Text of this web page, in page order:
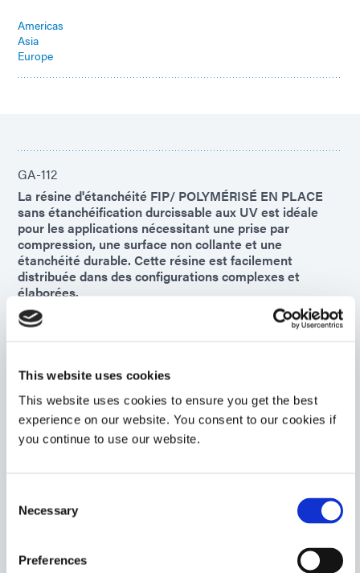
This website uses cookies
This website uses cookies to ensure you get the best
experience on our website. You consent to our cookies if
you continue to use our website.
Selection
Necessary
Preferences
Americas
Asia
Europe
GA-112
La résine d'étanchéité FIP/ POLYMÉRISÉ EN PLACE
sans étanchéification durcissable aux UV est idéale
pour les applications nécessitant une prise par
compression, une surface non collante et une
étanchéité durable. Cette résine est facilement
distribuée dans des configurations complexes et
élaborées.
Americas
9001-E-V3.1
Résine d'enrobage agent d'encapsulation et d'enrobage
photopolymérisable et thermodurcissable pour
l'assemblage électronique et les circuits imprimés
offre une couverture optimale sur les géométries de
circuits difficiles et minimise les contraintes sur les
Americas